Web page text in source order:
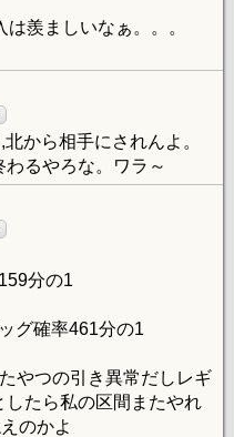
羨ましいなぁ。。。
から相手にされんよ。
るやろな。ワラ～
分の1
グ確率461分の1
やつの引き異常だしレギ
したら私の区間またやれ
のかよ